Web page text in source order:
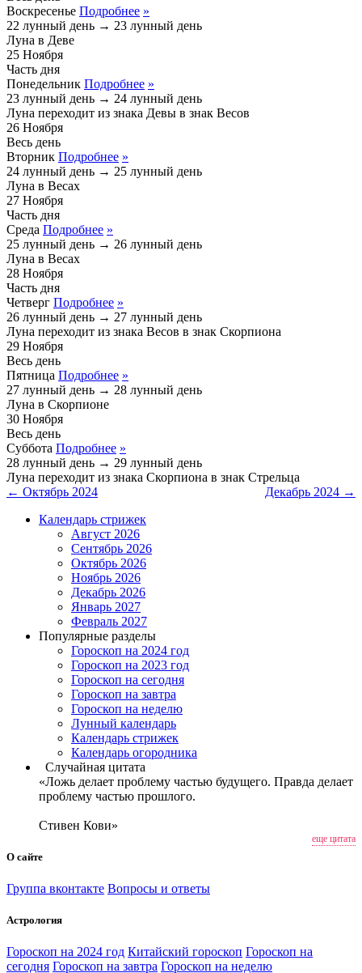
Воскресенье Подробнее »
22 лунный день → 23 лунный день
Луна в Деве
25 Ноября
Часть дня
Понедельник Подробнее »
23 лунный день → 24 лунный день
Луна переходит из знака Девы в знак Весов
26 Ноября
Весь день
Вторник Подробнее »
24 лунный день → 25 лунный день
Луна в Весах
27 Ноября
Часть дня
Среда Подробнее »
25 лунный день → 26 лунный день
Луна в Весах
28 Ноября
Часть дня
Четверг Подробнее »
26 лунный день → 27 лунный день
Луна переходит из знака Весов в знак Скорпиона
29 Ноября
Весь день
Пятница Подробнее »
27 лунный день → 28 лунный день
Луна в Скорпионе
30 Ноября
Весь день
Суббота Подробнее »
28 лунный день → 29 лунный день
Луна переходит из знака Скорпиона в знак Стрельца
← Октябрь 2024
Декабрь 2024 →
Календарь стрижек
Август 2026
Сентябрь 2026
Октябрь 2026
Ноябрь 2026
Декабрь 2026
Январь 2027
Февраль 2027
Популярные разделы
Гороскоп на 2024 год
Гороскоп на 2023 год
Гороскоп на сегодня
Гороскоп на завтра
Гороскоп на неделю
Лунный календарь
Календарь стрижек
Календарь огородника
Случайная цитата
«Ложь делает проблему частью будущего. Правда делает
проблему частью прошлого.
Стивен Кови»
еще цитата
О сайте
Группа вконтакте Вопросы и ответы
Астрология
Гороскоп на 2024 год Китайский гороскоп Гороскоп на
сегодня Гороскоп на завтра Гороскоп на неделю